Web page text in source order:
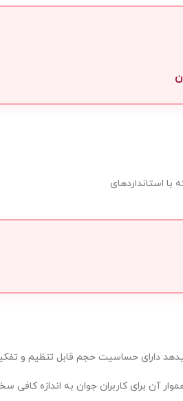
آن برای کاربران جوان به اندازه کافی